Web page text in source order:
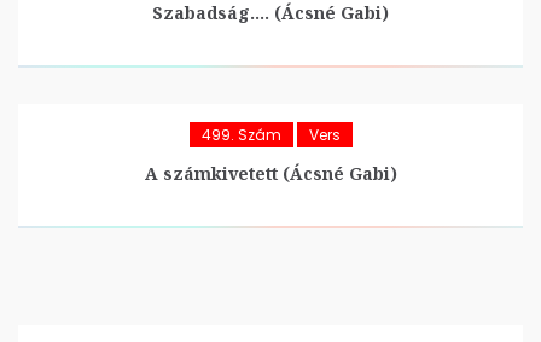
Szabadság…. (Ácsné Gabi)
499. Szám Vers
A számkivetett (Ácsné Gabi)